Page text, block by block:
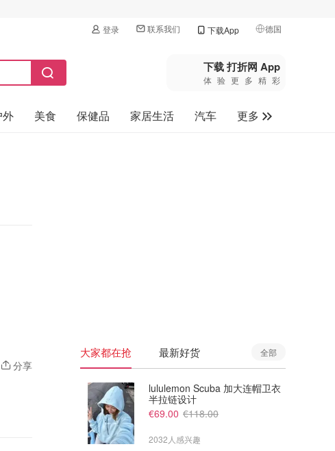
登录 联系我们 下载App 德国
🇺🇸美国
🇨🇳中国
🇨🇦加拿大
下载 打折网 App
体验更多精彩
外 美食 保健品 家居生活 汽车
更多
分享
大家都在抢 最新好货 全部
lululemon Scuba 加大连帽卫衣
半拉链设计
€69.00 €118.00
2032人感兴趣